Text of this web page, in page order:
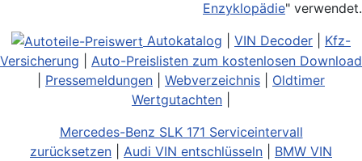
Enzyklopädie" verwendet.
Autokatalog
VIN Decoder
Kfz-
Versicherung
Auto-Preislisten zum kostenlosen Download
Pressemeldungen Webverzeichnis
Oldtimer
Wertgutachten
Mercedes-Benz SLK 171 Serviceintervall
zurücksetzen
Audi VIN entschlüsseln
BMW VIN